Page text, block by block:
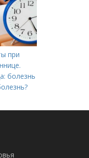
при
болезнь